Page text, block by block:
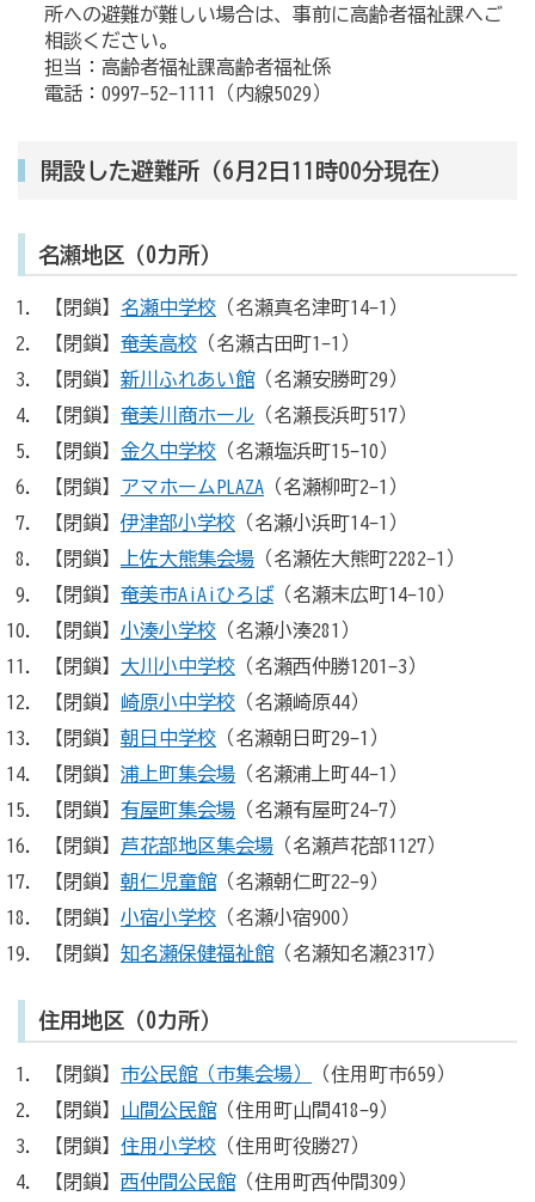
所への避難が難しい場合は、事前に高齢者福祉課へご
相談ください。
担当：高齢者福祉課高齢者福祉係
電話：0997-52-1111（内線5029）
開設した避難所（6月2日11時00分現在）
名瀬地区（0カ所）
【閉鎖】 名瀬中学校 （名瀬真名津町14-1）
【閉鎖】 奄美高校 （名瀬古田町1-1）
【閉鎖】 新川ふれあい館（名瀬安勝町29）
【閉鎖】 奄美川商ホール （名瀬長浜町517）
【閉鎖】 金久中学校 （名瀬塩浜町15-10）
【閉鎖】 アマホームPLAZA （名瀬柳町2-1）
【閉鎖】 伊津部小学校 （名瀬小浜町14-1）
【閉鎖】
上佐大熊集会場 （名瀬佐大熊町2282-1）
【閉鎖】 奄美市AiAiひろば（名瀬末広町14-10）
【閉鎖】 小湊小学校 （名瀬小湊281）
【閉鎖】 大川小中学校 （名瀬西仲勝1201-3）
【閉鎖】 崎原小中学校 （名瀬崎原44）
【閉鎖】 朝日中学校 （名瀬朝日町29-1）
【閉鎖】 浦上町集会場 （名瀬浦上町44-1）
【閉鎖】 有屋町集会場 （名瀬有屋町24-7）
【閉鎖】 芦花部地区集会場 （名瀬芦花部1127）
【閉鎖】 朝仁児童館（名瀬朝仁町22-9）
【閉鎖】 小宿小学校 （名瀬小宿900）
【閉鎖】 知名瀬保健福祉館（名瀬知名瀬2317）
住用地区（0カ所）
【閉鎖】 市公民館（市集会場）
（住用町市659）
【閉鎖】 山間公民館（住用町山間418-9）
【閉鎖】 住用小学校 （住用町役勝27）
【閉鎖】 西仲間公民館（住用町西仲間309）